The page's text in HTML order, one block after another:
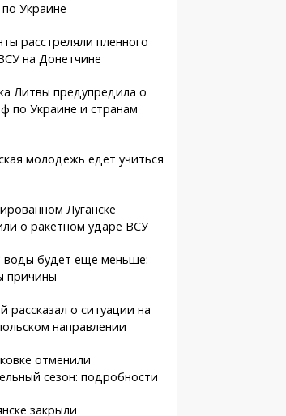
Украине
расстреляли пленного
на Донетчине
Литвы предупредила о
по Украине и странам
молодежь едет учиться
Луганске
о ракетном ударе ВСУ
воды будет еще меньше:
причины
рассказал о ситуации на
направлении
отменили
сезон: подробности
закрыли